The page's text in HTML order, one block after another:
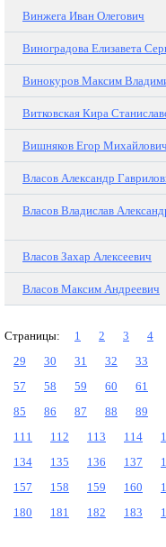
Винжега Иван Олегович
Виноградова Елизавета
Винокуров Максим
Витковская Кира
Вишняков Егор Михайлович
Власов Александр
Власов Владислав
Власов Захар Алексеевич
Власов Максим Андреевич
Страницы: 1 2 3 4
29
30 31 32 33
57
58 59 60 61
85
86 87 88 89
111
112 113 114
134
135 136 137
157
158 159 160
180
181 182 183